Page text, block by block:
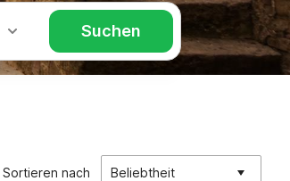
Suchen
Sortieren nach Beliebtheit